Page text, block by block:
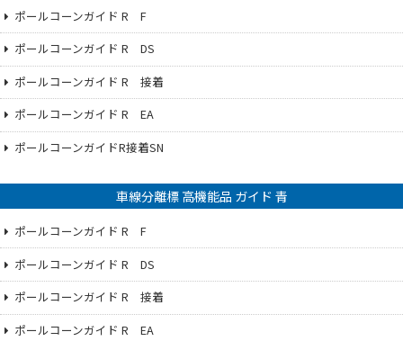
ポールコーンガイド R F
ポールコーンガイド R DS
ポールコーンガイド R 接着
ポールコーンガイド R EA
ポールコーンガイドR接着SN
車線分離標 高機能品 ガイド 青
ポールコーンガイド R F
ポールコーンガイド R DS
ポールコーンガイド R 接着
ポールコーンガイド R EA